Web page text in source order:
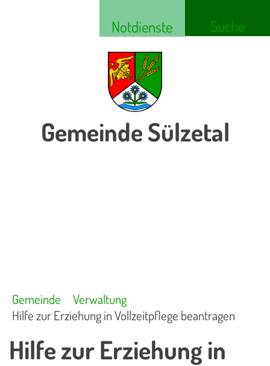
Notdienste Suche
Gemeinde Sülzetal
Gemeinde
Verwaltung
Hilfe zur Erziehung in Vollzeitpflege beantragen
Hilfe zur Erziehung in